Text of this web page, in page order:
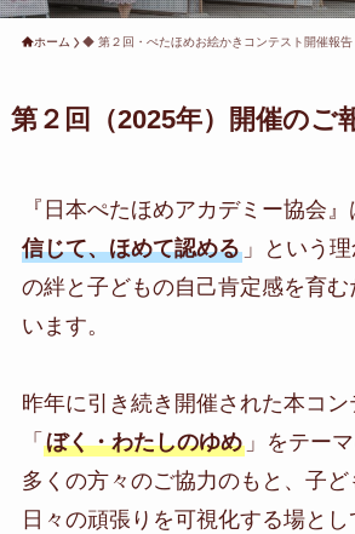
ホーム ◆ 第２回・ぺたほめお絵かきコンテスト開催報告
第２回（2025年）開催のご
『日本ぺたほめアカデミー協会』
信じて、ほめて認める」という
の絆と子どもの自己肯定感を育む
います。
昨年に引き続き開催された本コン
「 ぼく・わたしのゆめ」をテーマ
多くの方々のご協力のもと、子ど
日々の頑張りを可視化する場とし